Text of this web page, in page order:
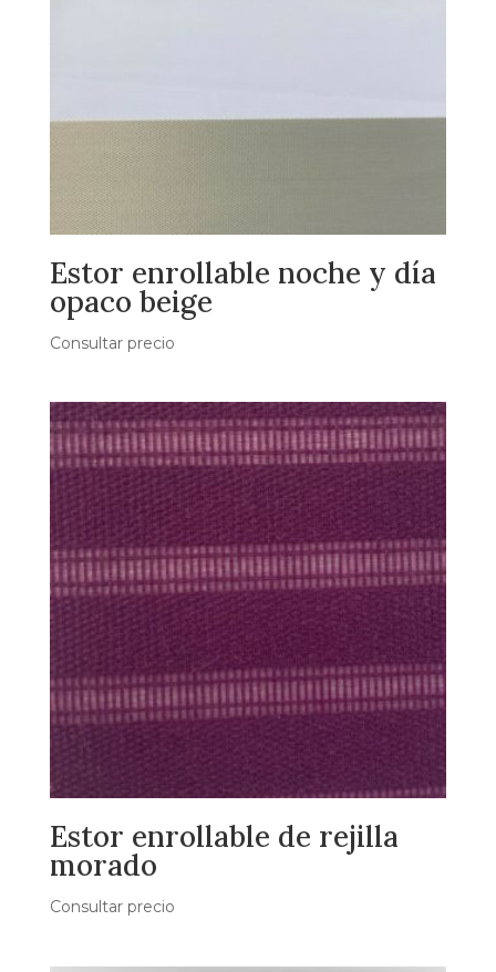
Estor enrollable noche y día
opaco beige
Consultar precio
Estor enrollable de rejilla
morado
Consultar precio